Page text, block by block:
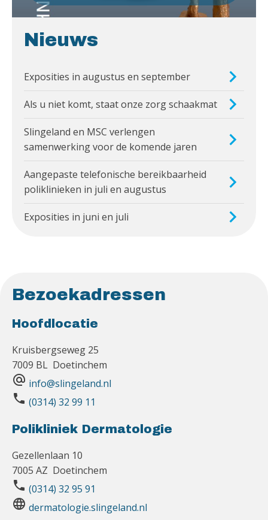
Nieuws
Exposities in augustus en september
Als u niet komt, staat onze zorg schaakmat
Slingeland en MSC verlengen
samenwerking voor de komende jaren
Aangepaste telefonische bereikbaarheid
poliklinieken in juli en augustus
Exposities in juni en juli
Bezoekadressen
Hoofdlocatie
Kruisbergseweg 25
7009 BL Doetinchem
alternate_email info@slingeland.nl
phone (0314) 32 99 11
Polikliniek Dermatologie
Gezellenlaan 10
7005 AZ Doetinchem
phone (0314) 32 95 91
language dermatologie.slingeland.nl